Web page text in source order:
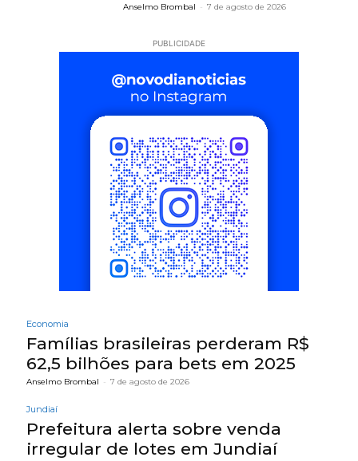
Anselmo Brombal - 7 de agosto de 2026
PUBLICIDADE
Economia
Famílias brasileiras perderam R$
62,5 bilhões para bets em 2025
Anselmo Brombal - 7 de agosto de 2026
Jundiaí
Prefeitura alerta sobre venda
irregular de lotes em Jundiaí